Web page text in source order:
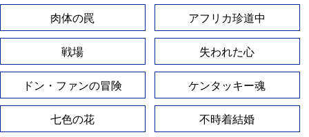
肉体の罠 アフリカ珍道中
戦場 失われた心
ドン・ファンの冒険 ケンタッキー魂
七色の花 不時着結婚